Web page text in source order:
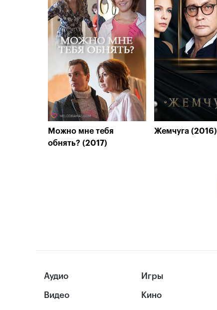
Можно мне тебя
обнять? (2017)
Жемчуга (2016)
Аудио
Видео
Игры
Кино